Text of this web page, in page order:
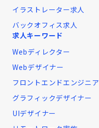
イラストレーター求人
バックオフィス求人
求人キーワード
Webディレクター
Webデザイナー
フロントエンドエンジニア
グラフィックデザイナー
UIデザイナー